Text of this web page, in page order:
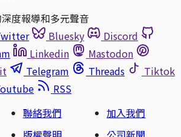
度報導和多元聲音
Bluesky
Discord
Linkedin
Mastodon
Telegram Threads
Tiktok
RSS
聯絡我們
加入我們